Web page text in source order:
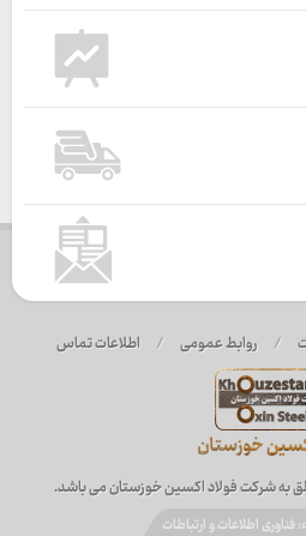
/ روابط عمومی / اطلاعات تماس
به شرکت فولاد اکسین خوزستان می باشد.
فناوری اطلاعات و ارتباطات